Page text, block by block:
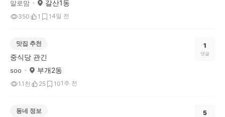
알로맘 갈산1동
350 1 14일 전
맛집 추천
중식당 관긴
soo 부개2동
1.1천 25 101주 전
1
댓글
동네 정보 5